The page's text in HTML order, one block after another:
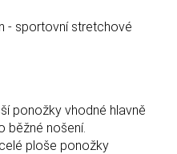
- sportovní stretchové
ponožky vhodné hlavně
běžné nošení.
ploše ponožky